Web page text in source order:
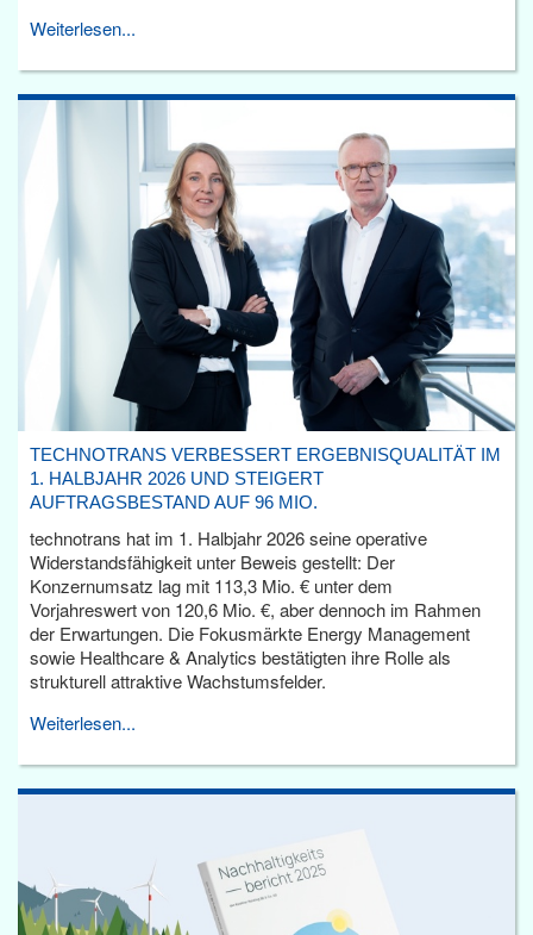
Weiterlesen...
TECHNOTRANS VERBESSERT ERGEBNISQUALITÄT IM
1. HALBJAHR 2026 UND STEIGERT
AUFTRAGSBESTAND AUF 96 MIO.
technotrans hat im 1. Halbjahr 2026 seine operative
Widerstandsfähigkeit unter Beweis gestellt: Der
Konzernumsatz lag mit 113,3 Mio. € unter dem
Vorjahreswert von 120,6 Mio. €, aber dennoch im Rahmen
der Erwartungen. Die Fokusmärkte Energy Management
sowie Healthcare & Analytics bestätigten ihre Rolle als
strukturell attraktive Wachstumsfelder.
Weiterlesen...